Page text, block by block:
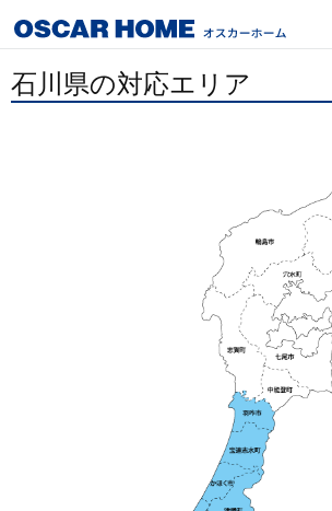
特長
イベント・モデルハウス
商品ラインナップ
建築実例
フォトギャラリー
販売中の物件
スマートセレクト
土地情報
石川県の対応エリア